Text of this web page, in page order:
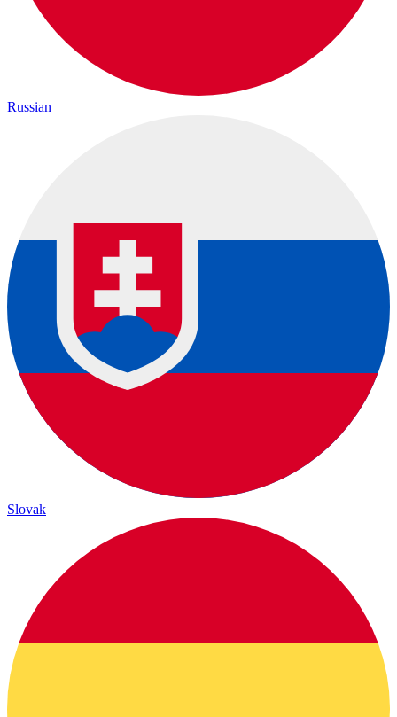
Russian
Slovak